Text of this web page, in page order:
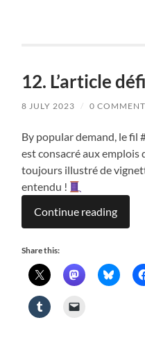
12. L’article
8 JULY 2023 / 0
By popular demand, le fil
est consacré aux emplois
toujours illustré de
entendu !
Continue reading
Share this: